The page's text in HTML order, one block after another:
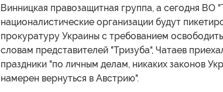
Винницкая правозащитная группа, а сегодня ВО
националистические организации будут
прокуратуру Украины с требованием
словам представителей "Тризуба", Чатаев
праздники "по личным делам, никаких законов
намерен вернуться в Австрию".